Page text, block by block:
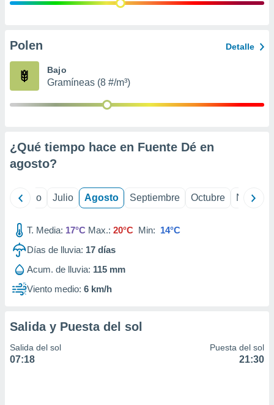
publicidad
de
Polen Detalle
Bajo
Gramíneas (8 #/m³)
¿Qué tiempo hace en Fuente Dé en
agosto?
Junio Julio Agosto Septiembre Octubre
T. Media: 17°C Max.: 20°C Min: 14°C
Días de lluvia: 17 días
Acum. de lluvia: 115 mm
Viento medio: 6 km/h
Salida y Puesta del sol
Salida del sol
07:18
Puesta del sol
21:30